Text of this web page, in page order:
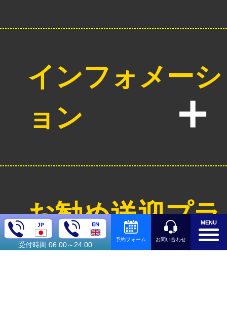
インフォメーシ
ョン
お勧め送迎プラ
ン
観光タクシー
受付時間 06:00～24:00
予約フォーム お問い合わせ
MENU